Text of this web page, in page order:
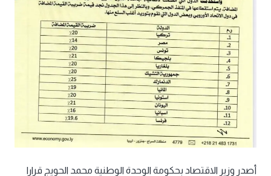
أصدر وزير الاقتصاد بحكومة الوحدة الوطنية محمد الحويج قرارا